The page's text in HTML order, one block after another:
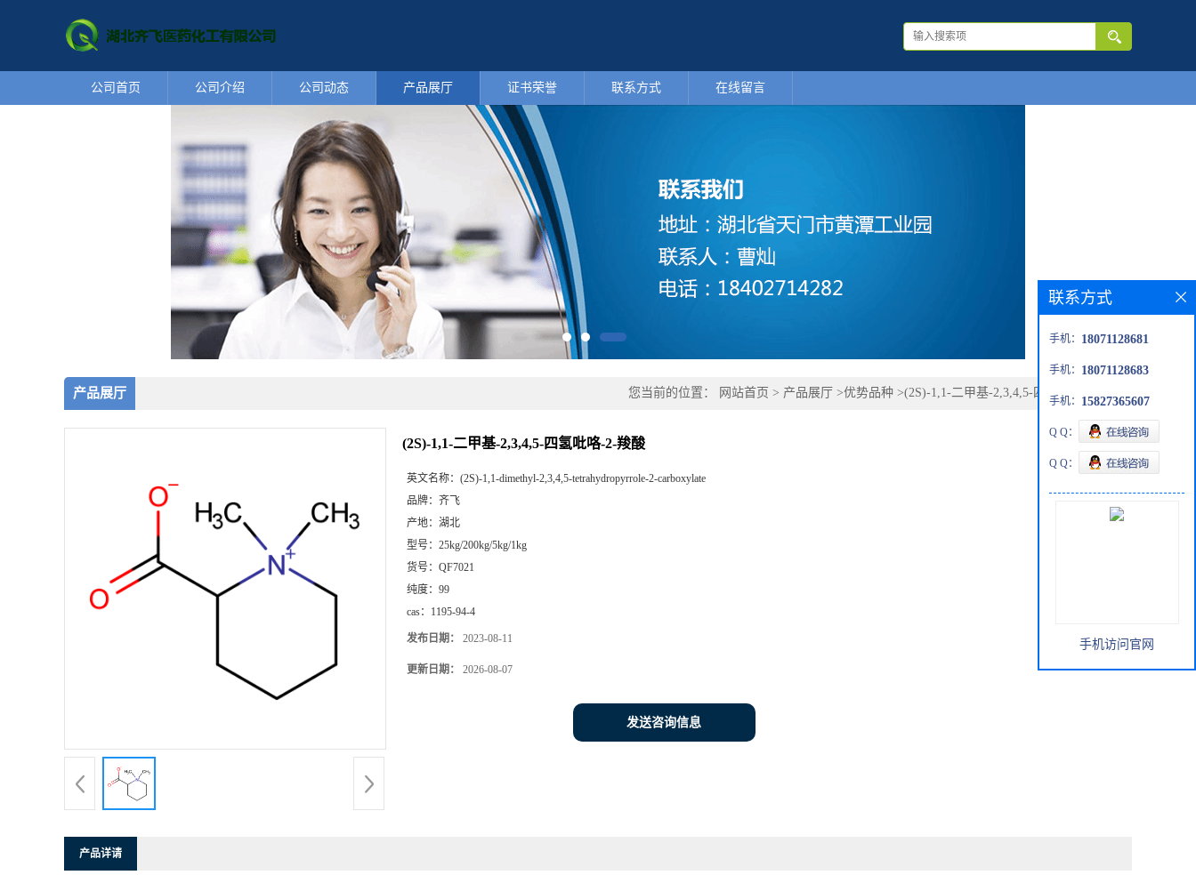
公司首页 公司介绍 公司动态 产品展厅 证书荣誉 联系方式 在线留言
产品展厅 您当前的位置： 网站首页 > 产品展厅 >优势品种 >(2S)-1,1-二甲基-2,3,4,5-四氢吡咯-2-羧酸
(2S)-1,1-二甲基-2,3,4,5-四氢吡咯-2-羧酸
英文名称： (2S)-1,1-dimethyl-2,3,4,5-tetrahydropyrrole-2-carboxylate
品牌： 齐飞
产地： 湖北
型号： 25kg/200kg/5kg/1kg
货号： QF7021
纯度： 99
cas： 1195-94-4
发布日期： 2023-08-11
更新日期： 2026-08-07
发送咨询信息
产品详请
联系方式
手机： 18071128681
手机： 18071128683
手机： 15827365607
Q Q：
Q Q：
手机访问官网